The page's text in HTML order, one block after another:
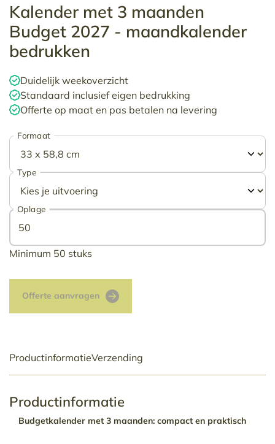
Kalender met 3 maanden
Budget 2027 - maandkalender
bedrukken
Duidelijk weekoverzicht
Standaard inclusief eigen bedrukking
Offerte op maat en pas betalen na levering
Formaat
Type
Oplage
Minimum 50 stuks
Offerte aanvragen
ProductinformatieVerzending
Productinformatie
Budgetkalender met 3 maanden: compact en praktisch